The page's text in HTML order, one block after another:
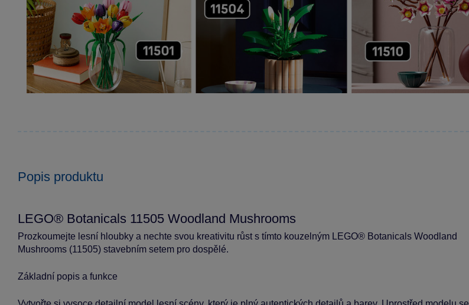
Popis produktu
LEGO® Botanicals 11505 Woodland Mushrooms
Prozkoumejte lesní hloubky a nechte svou kreativitu růst s tímto kouzelným LEGO® Botanicals Woodland
Mushrooms (11505) stavebním setem pro dospělé.
Základní popis a funkce